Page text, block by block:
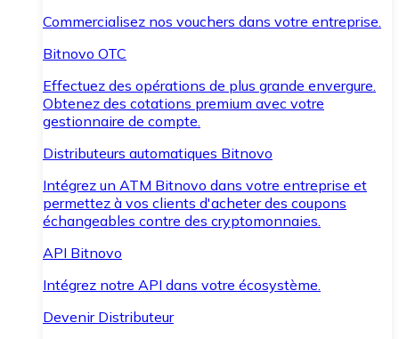
Commercialisez nos vouchers dans votre entreprise.
Bitnovo OTC
Effectuez des opérations de plus grande envergure.
Obtenez des cotations premium avec votre
gestionnaire de compte.
Distributeurs automatiques Bitnovo
Intégrez un ATM Bitnovo dans votre entreprise et
permettez à vos clients d'acheter des coupons
échangeables contre des cryptomonnaies.
API Bitnovo
Intégrez notre API dans votre écosystème.
Devenir Distributeur